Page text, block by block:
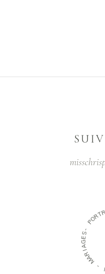
-
M
A
R
I
A
G
E
S
-
P
ORT